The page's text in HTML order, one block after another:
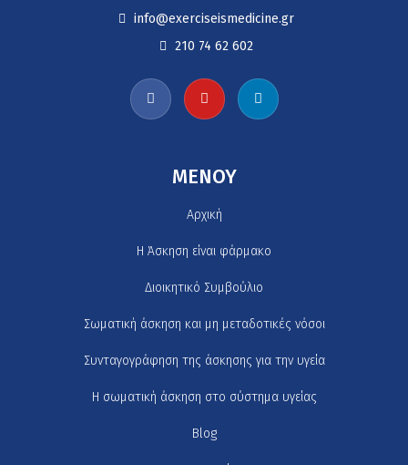
info@exerciseismedicine.gr
210 74 62 602
MENOY
Αρχική
H Άσκηση είναι φάρμακο
Διοικητικό Συμβούλιο
Σωματική άσκηση και μη μεταδοτικές νόσοι
Συνταγογράφηση της άσκησης για την υγεία
Η σωματική άσκηση στο σύστημα υγείας
Blog